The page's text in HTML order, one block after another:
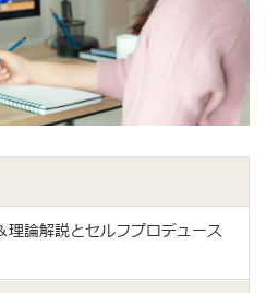
理論解説とセルフプロデュース